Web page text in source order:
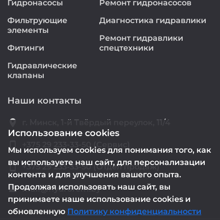
Гидронасосы
Фильтрующие
элементы
Фитинги
Гидравлические
клапаны
Ремонт гидронасосов
Диагностика гидравлики
Ремонт гидравлики
спецтехники
Наши контакты
location_on г. Минск, 1-й Твёрдый переулок, 11/4
smartphone +375 29 233-33-50 (Сервис)
smartphone +375 29 233-33-50 (Отдел продаж)
email mail@hydrorem.by
Использование cookies
Мы используем cookies для понимания того, как
вы используете наш сайт, для персонализации
контента и для улучшения вашего опыта.
Продолжая использовать наш сайт, вы
принимаете наше использование cookies и
обновленную Политику конфиденциальности